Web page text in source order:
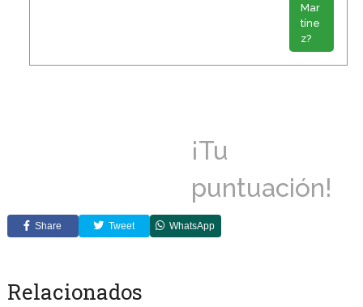
Mar
tíne
z?
¡Tu
puntuación!
Share Tweet WhatsApp
Relacionados